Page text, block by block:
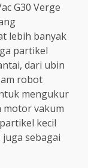
G30 Verge
lebih banyak
partikel
dari ubin
robot
mengukur
motor vakum
kecil
sebagai